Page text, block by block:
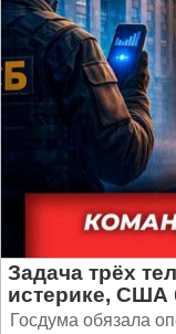
Задача трёх
истерике, США
Госдума обязала